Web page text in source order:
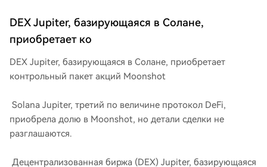
DEX Jupiter, базирующаяся в Солане,
приобретает ко
DEX Jupiter, базирующаяся в Солане, приобретает
контрольный пакет акций Moonshot
Solana Jupiter, третий по величине протокол DeFi,
приобрела долю в Moonshot, но детали сделки не
разглашаются.
Децентрализованная биржа (DEX) Jupiter, базирующаяся